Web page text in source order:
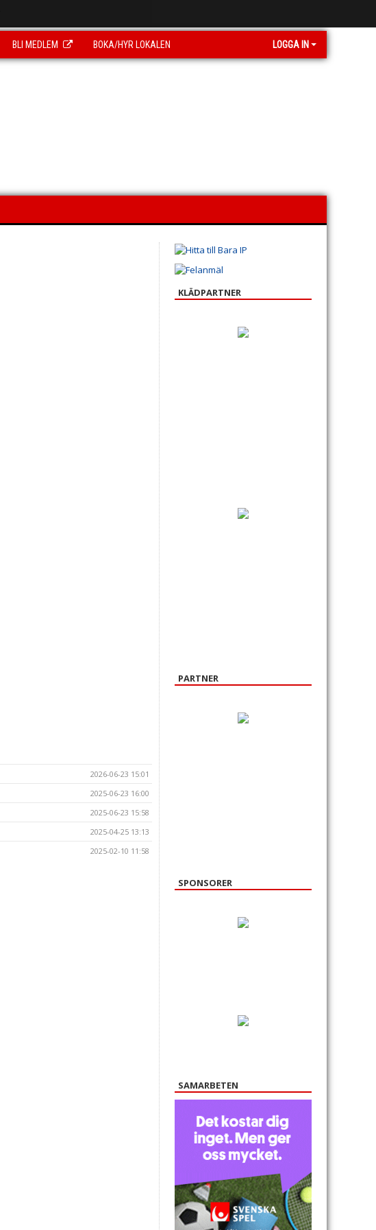
BLI MEDLEM BOKA/HYR LOKALEN LOGGA IN
2026-06-23 15:01
2025-06-23 16:00
2025-06-23 15:58
2025-04-25 13:13
2025-02-10 11:58
KLÄDPARTNER
PARTNER
SPONSORER
SAMARBETEN